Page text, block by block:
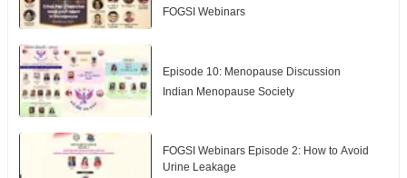
FOGSI Webinars
Episode 10: Menopause Discussion
Indian Menopause Society
FOGSI Webinars Episode 2: How to Avoid
Urine Leakage